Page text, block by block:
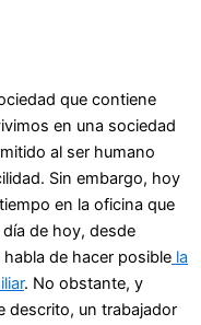
que contiene
en una sociedad
al ser humano
Sin embargo, hoy
en la oficina que
de hoy, desde
de hacer posible la
. No obstante, y
descrito, un trabajador